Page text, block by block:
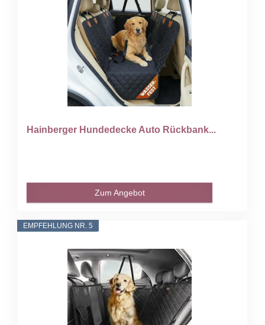
Hainberger Hundedecke Auto Rückbank...
Zum Angebot
EMPFEHLUNG NR. 5